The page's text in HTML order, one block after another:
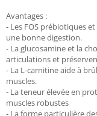
Avantages :
- Les FOS prébiotiques
une bonne digestion.
- La glucosamine et la
articulations et
- La L-carnitine aide à
muscles.
- La teneur élevée en
muscles robustes
- La forme particulière